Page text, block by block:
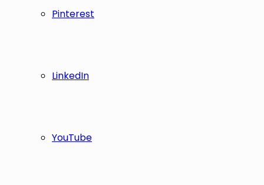
Pinterest
LinkedIn
YouTube